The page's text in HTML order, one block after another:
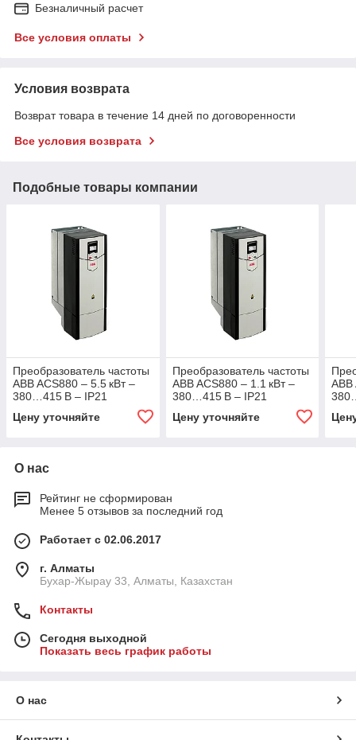
Безналичный расчет
Все условия оплаты
Условия возврата
Возврат товара в течение 14 дней по договоренности
Все условия возврата
Подобные товары компании
Преобразователь частоты
ABB ACS880 – 5.5 кВт –
380…415 В – IP21
Цену уточняйте
Преобразователь частоты
ABB ACS880 – 1.1 кВт –
380…415 В – IP21
Цену уточняйте
ABB
О нас
Рейтинг не сформирован
Менее 5 отзывов за последний год
Работает с 02.06.2017
г. Алматы
Бухар-Жырау 33, Алматы, Казахстан
Контакты
Сегодня выходной
Показать весь график работы
О нас